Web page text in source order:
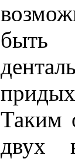
быть
Таким
двух